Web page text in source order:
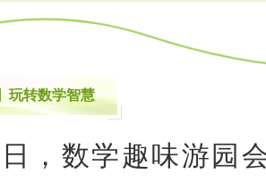
玩转数学智慧
，数学趣味游园